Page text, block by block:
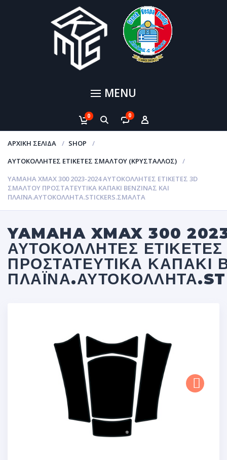
MENU
0 0
ΑΡΧΙΚΉ ΣΕΛΊΔΑ
SHOP
ΑΥΤΟΚΌΛΛΗΤΕΣ ΕΤΙΚΈΤΕΣ ΣΜΆΛΤΟΥ (ΚΡΥΣΤΑΛΛΟΣ)
YAMAHA XMAX 300 2023-2024 ΑΥΤΟΚΌΛΛΗΤΕΣ ΕΤΙΚΈΤΕΣ 3D
ΣΜΆΛΤΟΥ ΠΡΟΣΤΑΤΕΥΤΙΚΆ ΚΑΠΆΚΙ ΒΕΝΖΙΝΑΣ ΚΑΙ
ΠΛΑΪΝΆ.ΑΥΤΟΚΌΛΛΗΤΑ.STICKERS.ΣΜΑΛΤΑ
YAMAHA XMAX 300
ΑΥΤΟΚΌΛΛΗΤΕΣ
ΠΡΟΣΤΑΤΕΥΤΙΚΆ ΚΑΠΆΚΙ